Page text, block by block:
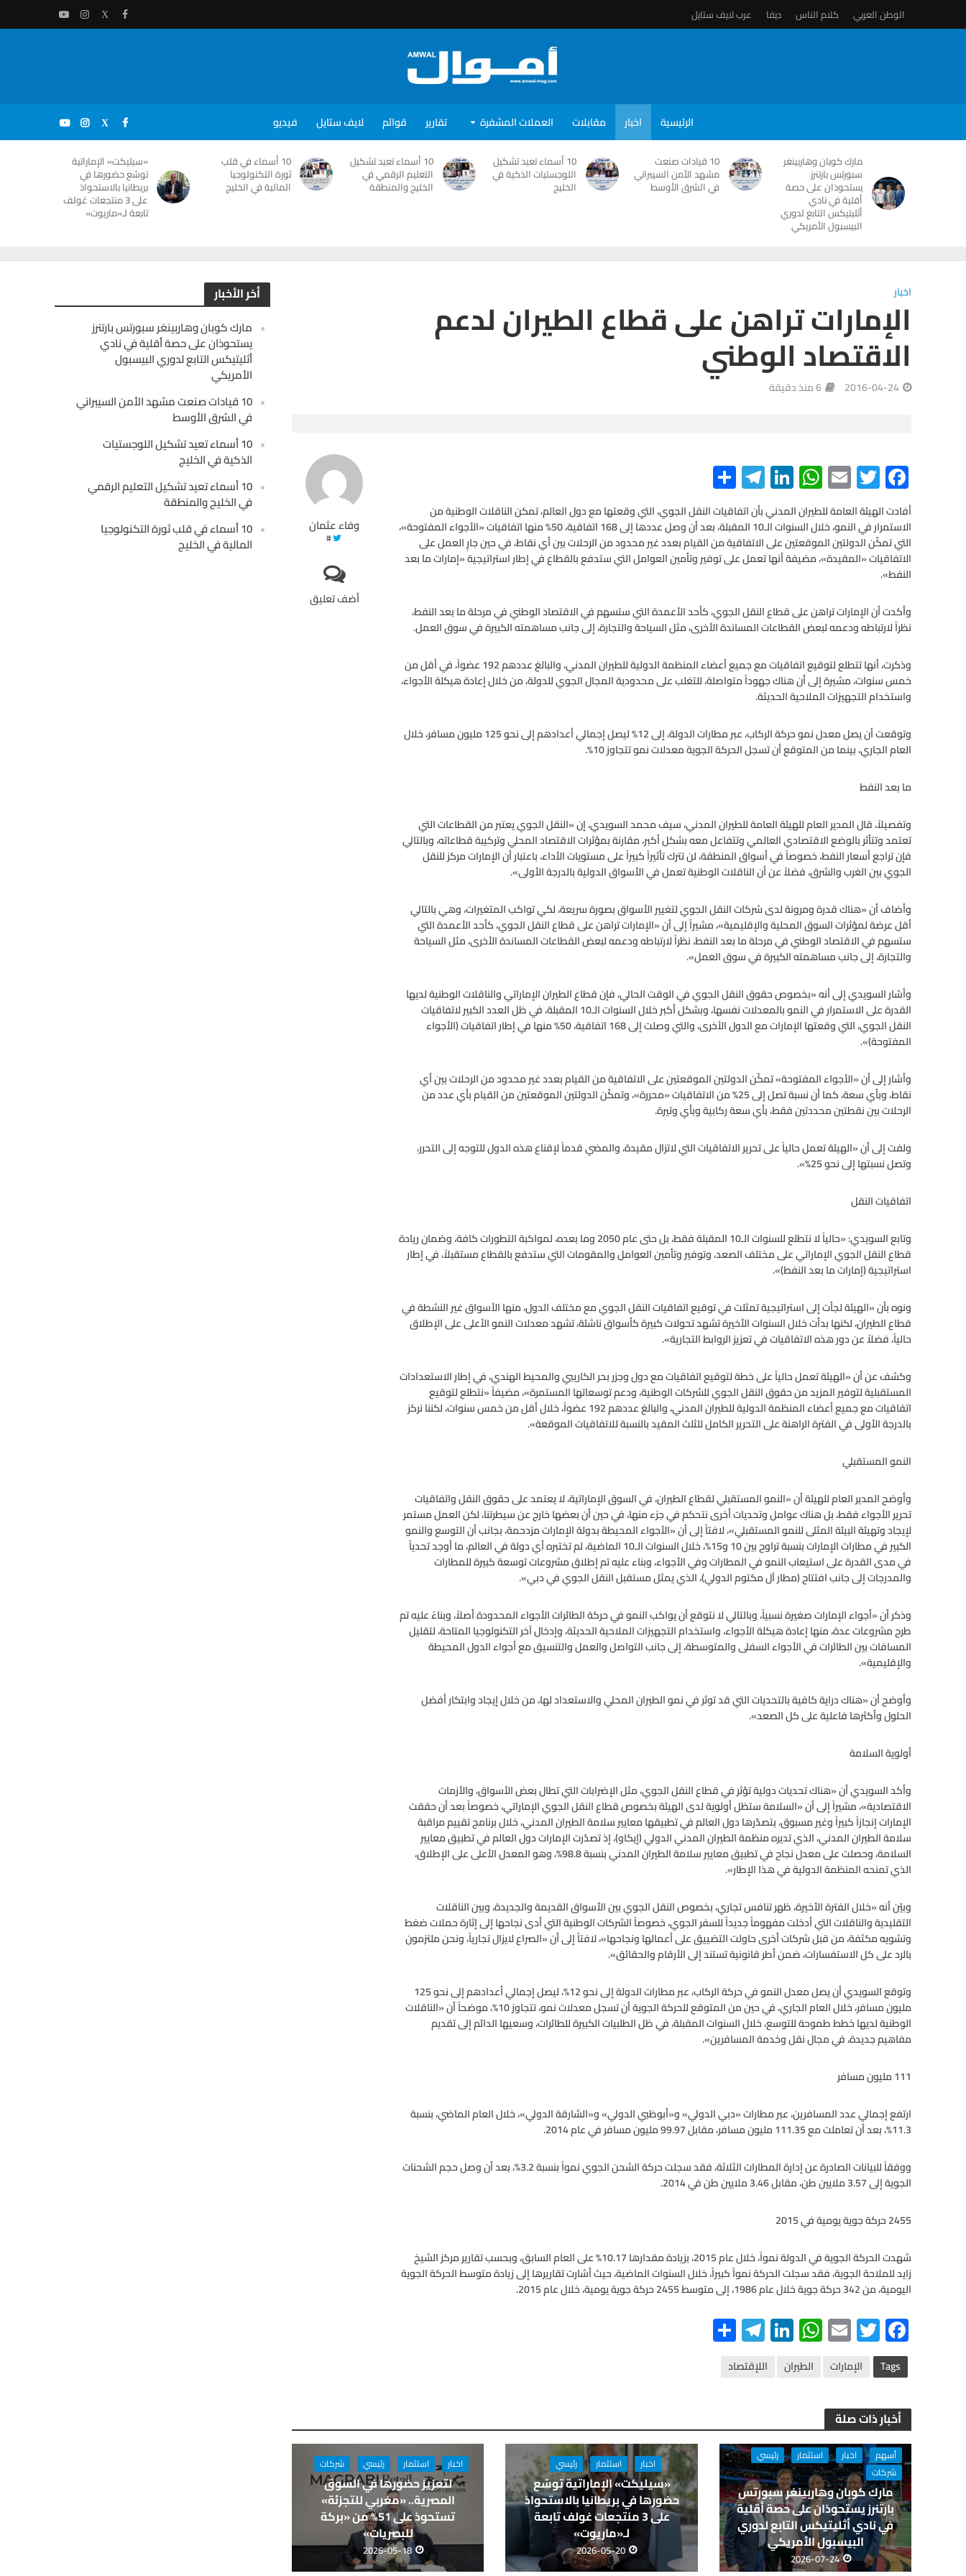
الوطن العربي كلام الناس ديفا عرب لايف ستايل
الرئيسية اخبار مقابلات العملات المشفرة تقارير قوائم لايف ستايل فيديو
مارك كوبان وهاربينغر
سبورتس بارتنرز
يستحوذان على حصة
أقلية في نادي
أثليتيكس التابع لدوري
البيسبول الأمريكي
10 قيادات صنعت
مشهد الأمن السيبراني
في الشرق الأوسط
10 أسماء تعيد تشكيل
اللوجستيات الذكية في
الخليج
10 أسماء تعيد تشكيل
التعليم الرقمي في
الخليج والمنطقة
10 أسماء في قلب
ثورة التكنولوجيا
المالية في الخليج
«سيليكت» الإماراتية
توسّع حضورها في
بريطانيا بالاستحواذ
على 3 منتجعات غولف
تابعة لـ«ماريوت»
أخر الأخبار
مارك كوبان وهاربينغر سبورتس بارتنرز
يستحوذان على حصة أقلية في نادي
أثليتيكس التابع لدوري البيسبول
الأمريكي
10 قيادات صنعت مشهد الأمن السيبراني
في الشرق الأوسط
10 أسماء تعيد تشكيل اللوجستيات
الذكية في الخليج
10 أسماء تعيد تشكيل التعليم الرقمي
في الخليج والمنطقة
10 أسماء في قلب ثورة التكنولوجيا
المالية في الخليج
اخبار
الإمارات تراهن على قطاع الطيران لدعم
الاقتصاد الوطني
2016-04-24 6 منذ دقيقة
وفاء عثمان
#
أضف تعليق
F
ac
e
b
o
o
k
T
wi
tt
er
E
m
ail
W
h
at
s
A
p
Li
n
ke
dI
n
Te
le
gr
a
m
S
h
ar
e
أفادت الهيئة العامة للطيران المدني بأن اتفاقيات النقل الجوي، التي وقعتها مع دول العالم، تمكن الناقلات الوطنية من
الاستمرار في النمو، خلال السنوات الـ10 المقبلة، بعد أن وصل عددها إلى 168 اتفاقية، 50% منها اتفاقيات «الأجواء المفتوحة»،
التي تمكّن الدولتين الموقعتين على الاتفاقية من القيام بعدد غير محدود من الرحلات بين أي نقاط، في حين جارٍ العمل على
الاتفاقيات «المقيدة»، مضيفة أنها تعمل على توفير وتأمين العوامل التي ستدفع بالقطاع في إطار استراتيجية «إمارات ما بعد
النفط».
وأكدت أن الإمارات تراهن على قطاع النقل الجوي، كأحد الأعمدة التي ستسهم في الاقتصاد الوطني في مرحلة ما بعد النفط،
نظراً لارتباطه ودعمه لبعض القطاعات المساندة الأخرى، مثل السياحة والتجارة، إلى جانب مساهمته الكبيرة في سوق العمل.
وذكرت، أنها تتطلع لتوقيع اتفاقيات مع جميع أعضاء المنظمة الدولية للطيران المدني، والبالغ عددهم 192 عضواً، في أقل من
خمس سنوات، مشيرة إلى أن هناك جهوداً متواصلة، للتغلب على محدودية المجال الجوي للدولة، من خلال إعادة هيكلة الأجواء،
واستخدام التجهيزات الملاحية الحديثة.
وتوقعت أن يصل معدل نمو حركة الركاب، عبر مطارات الدولة، إلى 12% ليصل إجمالي أعدادهم إلى نحو 125 مليون مسافر، خلال
العام الجاري، بينما من المتوقع أن تسجل الحركة الجوية معدلات نمو تتجاوز 10%.
ما بعد النفط
وتفصيلاً، قال المدير العام للهيئة العامة للطيران المدني، سيف محمد السويدي، إن «النقل الجوي يعتبر من القطاعات التي
تعتمد وتتأثر بالوضع الاقتصادي العالمي وتتفاعل معه بشكل أكبر، مقارنة بمؤثرات الاقتصاد المحلي وتركيبة قطاعاته، وبالتالي
فإن تراجع أسعار النفط، خصوصاً في أسواق المنطقة، لن تترك تأثيراً كبيراً على مستويات الأداء، باعتبار أن الإمارات مركز للنقل
الجوي بين الغرب والشرق، فضلاً عن أن الناقلات الوطنية تعمل في الأسواق الدولية بالدرجة الأولى».
وأضاف أن «هناك قدرة ومرونة لدى شركات النقل الجوي لتغيير الأسواق بصورة سريعة، لكي تواكب المتغيرات، وهي بالتالي
أقل عرضة لمؤثرات السوق المحلية والإقليمية»، مشيراً إلى أن «الإمارات تراهن على قطاع النقل الجوي، كأحد الأعمدة التي
ستسهم في الاقتصاد الوطني في مرحلة ما بعد النفط، نظراً لارتباطه ودعمه لبعض القطاعات المساندة الأخرى، مثل السياحة
والتجارة، إلى جانب مساهمته الكبيرة في سوق العمل».
وأشار السويدي إلى أنه «بخصوص حقوق النقل الجوي في الوقت الحالي، فإن قطاع الطيران الإماراتي والناقلات الوطنية لديها
القدرة على الاستمرار في النمو بالمعدلات نفسها، وبشكل أكبر خلال السنوات الـ10 المقبلة، في ظل العدد الكبير لاتفاقيات
النقل الجوي، التي وقعتها الإمارات مع الدول الأخرى، والتي وصلت إلى 168 اتفاقية، 50% منها في إطار اتفاقيات (الأجواء
المفتوحة)».
وأشار إلى أن «الأجواء المفتوحة» تمكّن الدولتين الموقعتين على الاتفاقية من القيام بعدد غير محدود من الرحلات بين أي
نقاط، وبأي سعة، كما أن نسبة تصل إلى 25% من الاتفاقيات «محررة»، وتمكّن الدولتين الموقعتين من القيام بأي عدد من
الرحلات بين نقطتين محددتين فقط، بأي سعة ركابية وبأي وتيرة.
ولفت إلى أن «الهيئة تعمل حالياً على تحرير الاتفاقيات التي لاتزال مقيدة، والمضي قدماً لإقناع هذه الدول للتوجه إلى التحرر،
وتصل نسبتها إلى نحو 25%».
اتفاقيات النقل
وتابع السويدي: «حالياً لا نتطلع للسنوات الـ10 المقبلة فقط، بل حتى عام 2050 وما بعده، لمواكبة التطورات كافة، وضمان ريادة
قطاع النقل الجوي الإماراتي على مختلف الصعد، وتوفير وتأمين العوامل والمقومات التي ستدفع بالقطاع مستقبلاً، في إطار
استراتيجية (إمارات ما بعد النفط)».
ونوه بأن «الهيئة لجأت إلى استراتيجية تمثلت في توقيع اتفاقيات النقل الجوي مع مختلف الدول، منها الأسواق غير النشطة في
قطاع الطيران، لكنها بدأت خلال السنوات الأخيرة تشهد تحولات كبيرة كأسواق ناشئة، تشهد معدلات النمو الأعلى على الإطلاق
حالياً، فضلاً عن دور هذه الاتفاقيات في تعزيز الروابط التجارية».
وكشف عن أن «الهيئة تعمل حالياً على خطة لتوقيع اتفاقيات مع دول وجزر بحر الكاريبي والمحيط الهندي، في إطار الاستعدادات
المستقبلية لتوفير المزيد من حقوق النقل الجوي للشركات الوطنية، ودعم توسعاتها المستمرة»، مضيفاً «نتطلع لتوقيع
اتفاقيات مع جميع أعضاء المنظمة الدولية للطيران المدني، والبالغ عددهم 192 عضواً، خلال أقل من خمس سنوات، لكننا نركز
بالدرجة الأولى في الفترة الراهنة على التحرير الكامل للثلث المقيد بالنسبة للاتفاقيات الموقعة».
النمو المستقبلي
وأوضح المدير العام للهيئة أن «النمو المستقبلي لقطاع الطيران، في السوق الإماراتية، لا يعتمد على حقوق النقل واتفاقيات
تحرير الأجواء فقط، بل هناك عوامل وتحديات أخرى نتحكم في جزء منها، في حين أن بعضها خارج عن سيطرتنا، لكن العمل مستمر
لإيجاد وتهيئة البيئة المثلى للنمو المستقبلي»، لافتاً إلى أن «الأجواء المحيطة بدولة الإمارات مزدحمة، بجانب أن التوسع والنمو
الكبير في مطارات الإمارات بنسبة تراوح بين 10 و15%، خلال السنوات الـ10 الماضية، لم تختبره أي دولة في العالم، ما أوجد تحدياً
في مدى القدرة على استيعاب النمو في المطارات وفي الأجواء، وبناء عليه تم إطلاق مشروعات توسعة كبيرة للمطارات
والمدرجات إلى جانب افتتاح (مطار آل مكتوم الدولي)، الذي يمثل مستقبل النقل الجوي في دبي».
وذكر أن «أجواء الإمارات صغيرة نسبياً، وبالتالي لا نتوقع أن يواكب النمو في حركة الطائرات الأجواء المحدودة أصلاً، وبناءً عليه تم
طرح مشروعات عدة، منها إعادة هيكلة الأجواء، واستخدام التجهيزات الملاحية الحديثة، وإدخال آخر التكنولوجيا المتاحة، لتقليل
المسافات بين الطائرات في الأجواء السفلى والمتوسطة، إلى جانب التواصل والعمل والتنسيق مع أجواء الدول المحيطة
والإقليمية».
وأوضح أن «هناك دراية كافية بالتحديات التي قد توثر في نمو الطيران المحلي والاستعداد لها، من خلال إيجاد وابتكار أفضل
الحلول وأكثرها فاعلية على كل الصعد».
أولوية السلامة
وأكد السويدي أن «هناك تحديات دولية تؤثر في قطاع النقل الجوي، مثل الإضرابات التي تطال بعض الأسواق، والأزمات
الاقتصادية»، مشيراً إلى أن «السلامة ستظل أولوية لدى الهيئة بخصوص قطاع النقل الجوي الإماراتي، خصوصاً بعد أن حققت
الإمارات إنجازاً كبيراً وغير مسبوق، بتصدّرها دول العالم في تطبيقها معايير سلامة الطيران المدني، خلال برنامج تقييم مراقبة
سلامة الطيران المدني، الذي تديره منظمة الطيران المدني الدولي (إيكاو)، إذ تصدّرت الإمارات دول العالم في تطبيق معايير
السلامة، وحصلت على معدل نجاح في تطبيق معايير سلامة الطيران المدني بنسبة 98.8%، وهو المعدل الأعلى على الإطلاق،
الذي تمنحه المنظمة الدولية في هذا الإطار».
وبيّن أنه «خلال الفترة الأخيرة، ظهر تنافس تجاري، بخصوص النقل الجوي بين الأسواق القديمة والجديدة، وبين الناقلات
التقليدية والناقلات التي أدخلت مفهوماً جديداً للسفر الجوي، خصوصاً الشركات الوطنية التي أدى نجاحها إلى إثارة حملات ضغط
وتشويه مكثفة، من قبل شركات أخرى حاولت التضييق على أعمالها ونجاحها»، لافتاً إلى أن «الصراع لايزال تجارياً، ونحن ملتزمون
بالرد على كل الاستفسارات، ضمن أطر قانونية تستند إلى الأرقام والحقائق».
وتوقع السويدي أن يصل معدل النمو في حركة الركاب، عبر مطارات الدولة إلى نحو 12%، ليصل إجمالي أعدادهم إلى نحو 125
مليون مسافر، خلال العام الجاري، في حين من المتوقع للحركة الجوية أن تسجل معدلات نمو، تتجاوز 10%، موضحاً أن «الناقلات
الوطنية لديها خطط طموحة للتوسع، خلال السنوات المقبلة، في ظل الطلبيات الكبيرة للطائرات، وسعيها الدائم إلى تقديم
مفاهيم جديدة، في مجال نقل وخدمة المسافرين».
111 مليون مسافر
ارتفع إجمالي عدد المسافرين، عبر مطارات «دبي الدولي» و«أبوظبي الدولي» و«الشارقة الدولي»، خلال العام الماضي، بنسبة
11.3%، بعد أن تعاملت مع 111.35 مليون مسافر، مقابل 99.97 مليون مسافر في عام 2014.
ووفقاً للبيانات الصادرة عن إدارة المطارات الثلاثة، فقد سجلت حركة الشحن الجوي نمواً بنسبة 3.2%، بعد أن وصل حجم الشحنات
الجوية إلى 3.57 ملايين طن، مقابل 3.46 ملايين طن في 2014.
2455 حركة جوية يومية في 2015
شهدت الحركة الجوية في الدولة نمواً، خلال عام 2015، بزيادة مقدارها 10.17% على العام السابق، وبحسب تقارير مركز الشيخ
زايد للملاحة الجوية، فقد سجلت الحركة نمواً كبيراً، خلال السنوات الماضية، حيث أشارت تقاريرها إلى زيادة متوسط الحركة الجوية
اليومية، من 342 حركة جوية خلال عام 1986، إلى متوسط 2455 حركة جوية يومية، خلال عام 2015.
F
ac
e
b
o
o
k
T
wi
tt
er
E
m
ail
W
h
at
A
p
p
Li
n
ke
n
Te
le
gr
m
S
h Tags الإمارات الطيران اللإقتصاد
أخبار ذات صلة
أسهم اخبار استثمار
رئيسي
شركات
مارك كوبان وهاربينغر سبورتس
بارتنرز يستحوذان على حصة أقلية
في نادي أثليتيكس التابع لدوري
البيسبول الأمريكي
2026-07-24
اخبار استثمار رئيسي
«سيليكت» الإماراتية توسّع
حضورها في بريطانيا بالاستحواذ
على 3 منتجعات غولف تابعة
لـ«ماريوت»
2026-05-20
اخبار استثمار رئيسي شركات
لتعزيز حضورها في السوق
المصرية.. «مغربي للتجزئة»
تستحوذ على 51% من «بركة
للبصريات»
2026-05-18